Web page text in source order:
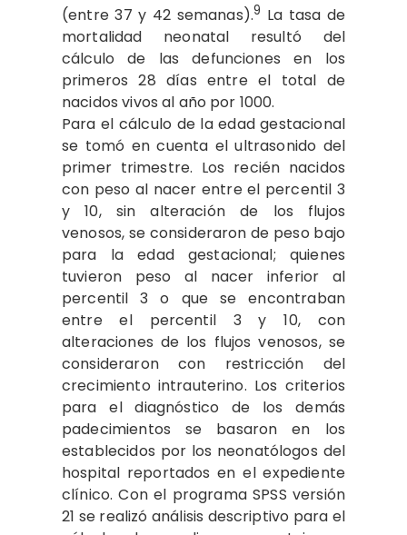
(entre 37 y 42 semanas).9 La tasa de
mortalidad neonatal resultó del
cálculo de las defunciones en los
primeros 28 días entre el total de
nacidos vivos al año por 1000.
Para el cálculo de la edad gestacional
se tomó en cuenta el ultrasonido del
primer trimestre. Los recién nacidos
con peso al nacer entre el percentil 3
y 10, sin alteración de los flujos
venosos, se consideraron de peso bajo
para la edad gestacional; quienes
tuvieron peso al nacer inferior al
percentil 3 o que se encontraban
entre el percentil 3 y 10, con
alteraciones de los flujos venosos, se
consideraron con restricción del
crecimiento intrauterino. Los criterios
para el diagnóstico de los demás
padecimientos se basaron en los
establecidos por los neonatólogos del
hospital reportados en el expediente
clínico. Con el programa SPSS versión
21 se realizó análisis descriptivo para el